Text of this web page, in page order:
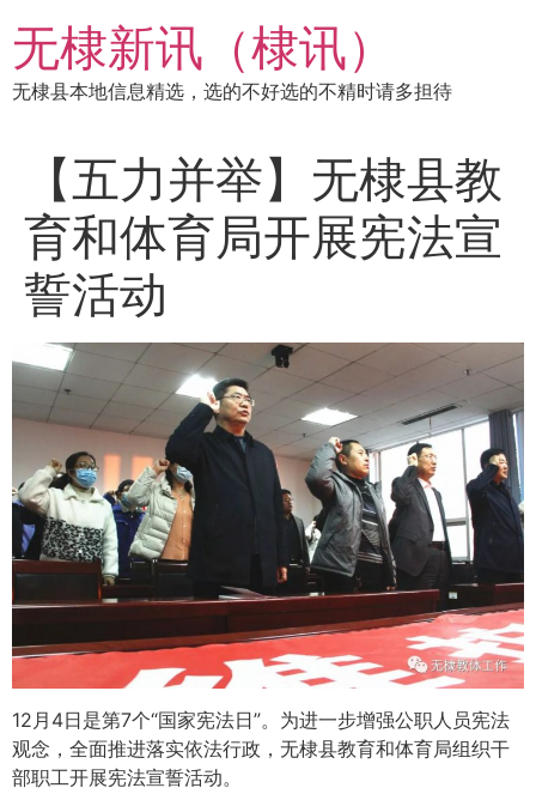
到
内
容
无棣新讯（棣讯）
无棣县本地信息精选，选的不好选的不精时请多担待
【五力并举】无棣县教
育和体育局开展宪法宣
誓活动
12月4日是第7个“国家宪法日”。为进一步增强公职人员宪法
观念，全面推进落实依法行政，无棣县教育和体育局组织干
部职工开展宪法宣誓活动。